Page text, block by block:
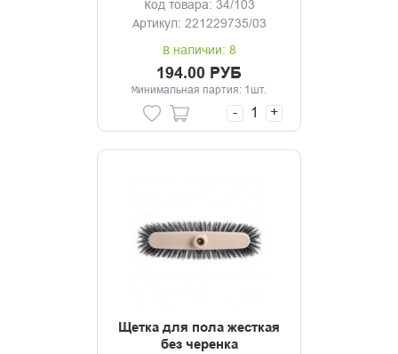
Код товара: 34/103
Артикул: 221229735/03
В наличии: 8
194.00 РУБ
Минимальная партия: 1шт.
- +
Щетка для пола жесткая
без черенка